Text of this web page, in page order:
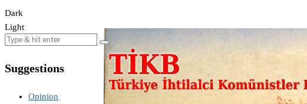
Dark
Light
Suggestions
Opinion